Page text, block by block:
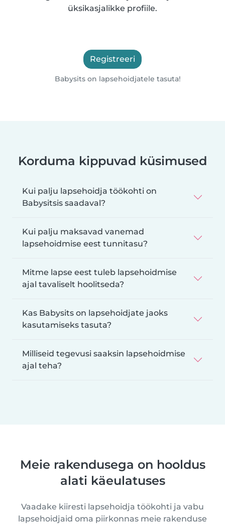
üksikasjalikke profiile.
Registreeri
Babysits on lapsehoidjatele tasuta!
Korduma kippuvad küsimused
Kui palju lapsehoidja töökohti on
Babysitsis saadaval?
Kui palju maksavad vanemad
lapsehoidmise eest tunnitasu?
Mitme lapse eest tuleb lapsehoidmise
ajal tavaliselt hoolitseda?
Kas Babysits on lapsehoidjate jaoks
kasutamiseks tasuta?
Milliseid tegevusi saaksin lapsehoidmise
ajal teha?
Meie rakendusega on hooldus
alati käeulatuses
Vaadake kiiresti lapsehoidja töökohti ja vabu
lapsehoidjaid oma piirkonnas meie rakenduse